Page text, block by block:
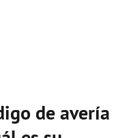
de avería